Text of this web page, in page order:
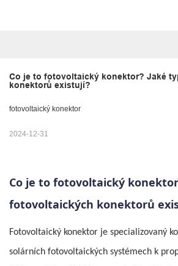
Co je to fotovoltaický konektor? Jaké
konektorů existují?
fotovoltaický konektor
2024-12-31
Co je to fotovoltaický
fotovoltaických konektorů
Fotovoltaický konektor je specializovaný
solárních fotovoltaických systémech k